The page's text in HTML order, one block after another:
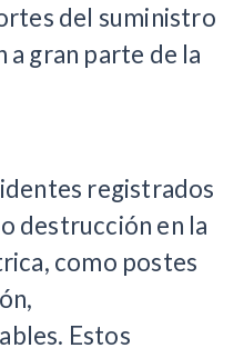
del suministro
gran parte de la
registrados
destrucción en la
como postes
Estos